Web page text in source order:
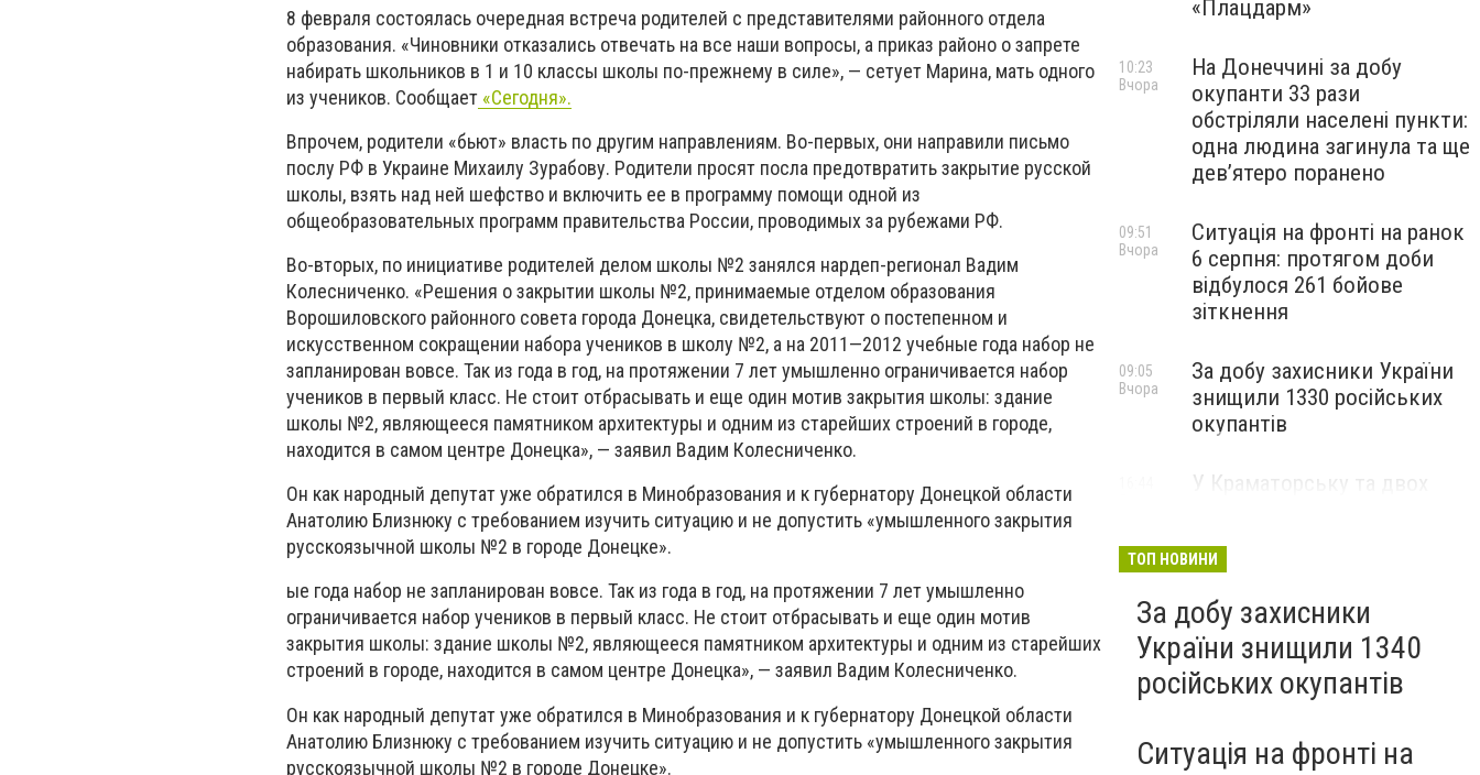
8 февраля состоялась очередная встреча родителей с представителями районного отдела
образования. «Чиновники отказались отвечать на все наши вопросы, а приказ районо о запрете
набирать школьников в 1 и 10 классы школы по-прежнему в силе», — сетует Марина, мать одного
из учеников. Сообщает «Сегодня».
Впрочем, родители «бьют» власть по другим направлениям. Во-первых, они направили письмо
послу РФ в Украине Михаилу Зурабову. Родители просят посла предотвратить закрытие русской
школы, взять над ней шефство и включить ее в программу помощи одной из
общеобразовательных программ правительства России, проводимых за рубежами РФ.
Во-вторых, по инициативе родителей делом школы №2 занялся нардеп-регионал Вадим
Колесниченко. «Решения о закрытии школы №2, принимаемые отделом образования
Ворошиловского районного совета города Донецка, свидетельствуют о постепенном и
искусственном сокращении набора учеников в школу №2, а на 2011—2012 учебные года набор не
запланирован вовсе. Так из года в год, на протяжении 7 лет умышленно ограничивается набор
учеников в первый класс. Не стоит отбрасывать и еще один мотив закрытия школы: здание
школы №2, являющееся памятником архитектуры и одним из старейших строений в городе,
находится в самом центре Донецка», — заявил Вадим Колесниченко.
Он как народный депутат уже обратился в Минобразования и к губернатору Донецкой области
Анатолию Близнюку с требованием изучить ситуацию и не допустить «умышленного закрытия
русскоязычной школы №2 в городе Донецке».
ые года набор не запланирован вовсе. Так из года в год, на протяжении 7 лет умышленно
ограничивается набор учеников в первый класс. Не стоит отбрасывать и еще один мотив
закрытия школы: здание школы №2, являющееся памятником архитектуры и одним из старейших
строений в городе, находится в самом центре Донецка», — заявил Вадим Колесниченко.
Он как народный депутат уже обратился в Минобразования и к губернатору Донецкой области
Анатолию Близнюку с требованием изучить ситуацию и не допустить «умышленного закрытия
русскоязычной школы №2 в городе Донецке».
«Плацдарм»
На Донеччині за добу
окупанти 33 рази
обстріляли населені пункти:
одна людина загинула та ще
девʼятеро поранено
10:23
Вчора
Ситуація на фронті на ранок
6 серпня: протягом доби
відбулося 261 бойове
зіткнення
09:51
Вчора
За добу захисники України
знищили 1330 російських
окупантів
09:05
Вчора
У Краматорську та двох
евакуацію дітей із
ТОП НОВИНИ
За добу захисники
України знищили 1340
російських окупантів
Ситуація на фронті на